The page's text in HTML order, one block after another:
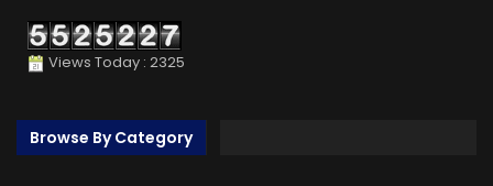
Views Today : 2325
Browse By Category